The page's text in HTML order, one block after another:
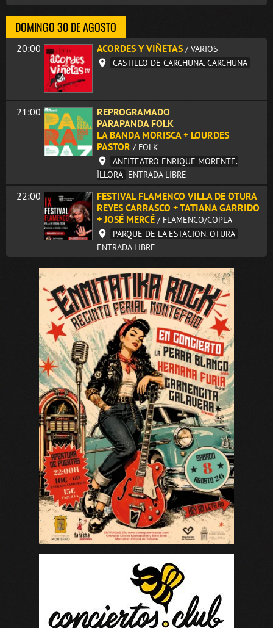
DOMINGO 30 DE AGOSTO
20:00 ACORDES Y VIÑETAS / VARIOS
CASTILLO DE CARCHUNA. CARCHUNA
21:00
REPROGRAMADO
PARAPANDA FOLK
LA BANDA MORISCA + LOURDES
PASTOR / FOLK
ANFITEATRO ENRIQUE MORENTE.
ÍLLORA ENTRADA LIBRE
22:00
FESTIVAL FLAMENCO VILLA DE OTURA
REYES CARRASCO + TATIANA GARRIDO
+ JOSÉ MERCÉ / FLAMENCO/COPLA
PARQUE DE LA ESTACION. OTURA
ENTRADA LIBRE